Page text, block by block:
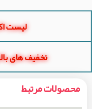
لیست
تخفیف های بالای 50 درصد
محصولات مرتبط